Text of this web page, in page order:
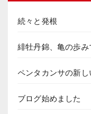
続々と発根
緋牡丹錦、亀の歩み
ペンタカンサの新
ブログ始めました